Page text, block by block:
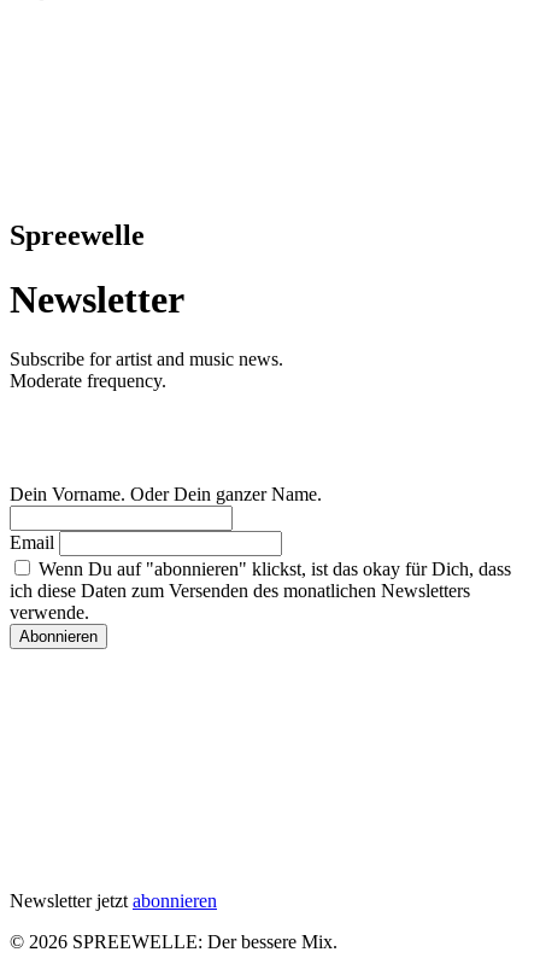
Spreewelle
Newsletter
Subscribe for artist and music news.
Moderate frequency.
Dein Vorname. Oder Dein ganzer Name.
Email
Wenn Du auf "abonnieren" klickst, ist das okay für Dich, dass
ich diese Daten zum Versenden des monatlichen Newsletters
verwende.
Newsletter jetzt abonnieren
© 2026 SPREEWELLE: Der bessere Mix.